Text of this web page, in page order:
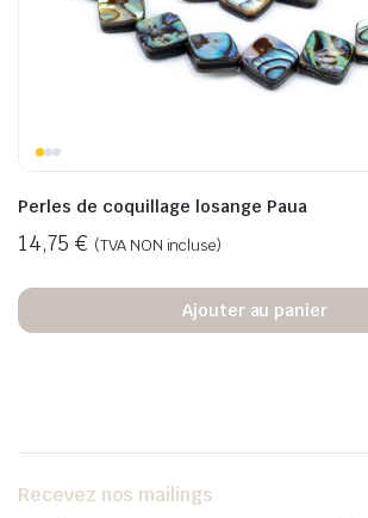
Perles de coquillage losange Paua
14,75 € (TVA NON incluse)
Ajouter au panier
Recevez nos mailings